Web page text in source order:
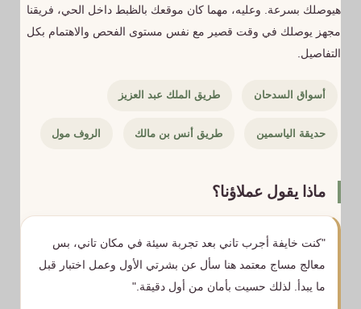
هيوصلك بسرعة. وعليه، مهما كان موقعك بالظبط داخل الحي، فريقنا
مجهز يوصلك في وقت قصير مع نفس مستوى الفحص والاهتمام بكل
التفاصيل.
أسواق السدحان طريق الملك عبد العزيز
حديقة الياسمين طريق أنس بن مالك الروف مول
ماذا يقول عملاؤنا؟
"كنت خايفة أجرب تاني بعد تجربة سيئة في مكان تاني، بس
معالج مساج معتمد هنا سأل عن بشرتي الأول وعمل اختبار قبل
ما يبدأ. لذلك حسيت بأمان من أول دقيقة."